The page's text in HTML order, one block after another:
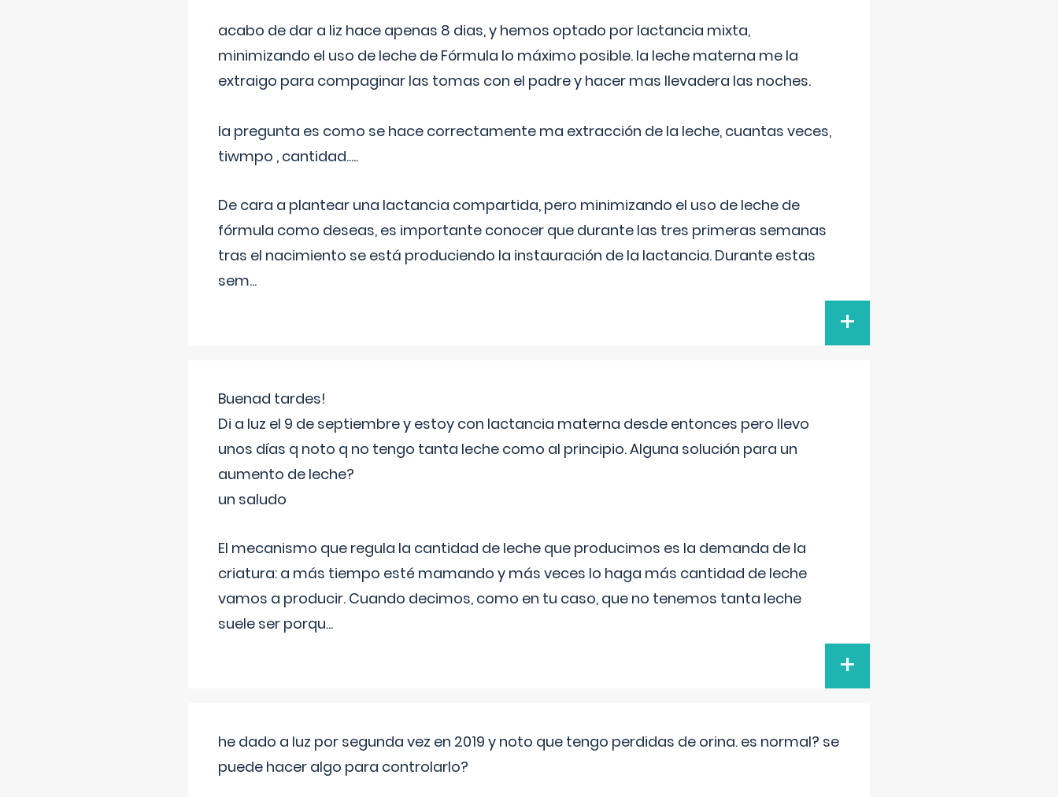
acabo de dar a liz hace apenas 8 dias, y hemos optado por lactancia mixta,
minimizando el uso de leche de Fórmula lo máximo posible. la leche materna me la
extraigo para compaginar las tomas con el padre y hacer mas llevadera las noches.
la pregunta es como se hace correctamente ma extracción de la leche, cuantas veces,
tiwmpo , cantidad.....
De cara a plantear una lactancia compartida, pero minimizando el uso de leche de
fórmula como deseas, es importante conocer que durante las tres primeras semanas
tras el nacimiento se está produciendo la instauración de la lactancia. Durante estas
sem...
+
Buenad tardes!
Di a luz el 9 de septiembre y estoy con lactancia materna desde entonces pero llevo
unos días q noto q no tengo tanta leche como al principio. Alguna solución para un
aumento de leche?
un saludo
El mecanismo que regula la cantidad de leche que producimos es la demanda de la
criatura: a más tiempo esté mamando y más veces lo haga más cantidad de leche
vamos a producir. Cuando decimos, como en tu caso, que no tenemos tanta leche
suele ser porqu...
+
he dado a luz por segunda vez en 2019 y noto que tengo perdidas de orina. es normal? se
puede hacer algo para controlarlo?